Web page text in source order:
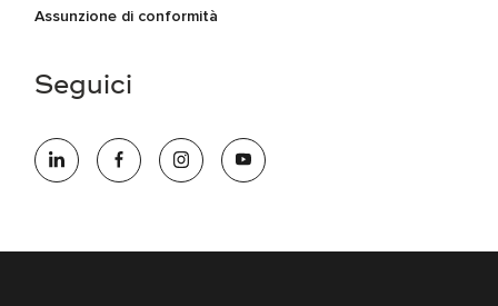
Assunzione di conformità
Seguici